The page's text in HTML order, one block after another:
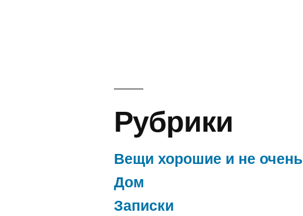
Рубрики
Вещи хорошие и не очень
Дом
Записки